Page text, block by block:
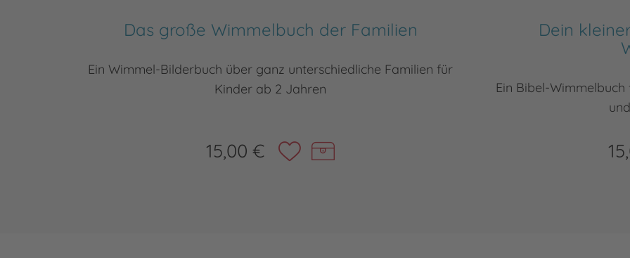
Das große Wimmelbuch der Familien
Ein Wimmel-Bilderbuch über ganz unterschiedliche Familien für
Kinder ab 2 Jahren
15,00 €
Dein
Ein Bibel-